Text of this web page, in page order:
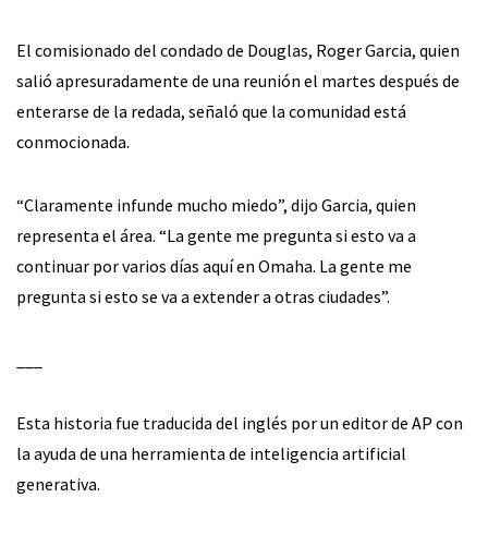
El comisionado del condado de Douglas, Roger Garcia, quien
salió apresuradamente de una reunión el martes después de
enterarse de la redada, señaló que la comunidad está
conmocionada.
“Claramente infunde mucho miedo”, dijo Garcia, quien
representa el área. “La gente me pregunta si esto va a
continuar por varios días aquí en Omaha. La gente me
pregunta si esto se va a extender a otras ciudades”.
Esta historia fue traducida del inglés por un editor de AP con
la ayuda de una herramienta de inteligencia artificial
generativa.